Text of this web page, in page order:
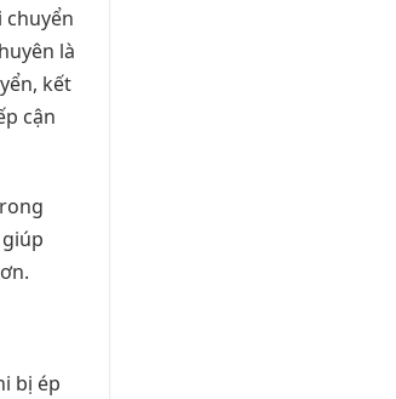
chuyển
là
kết
cận
bị ép